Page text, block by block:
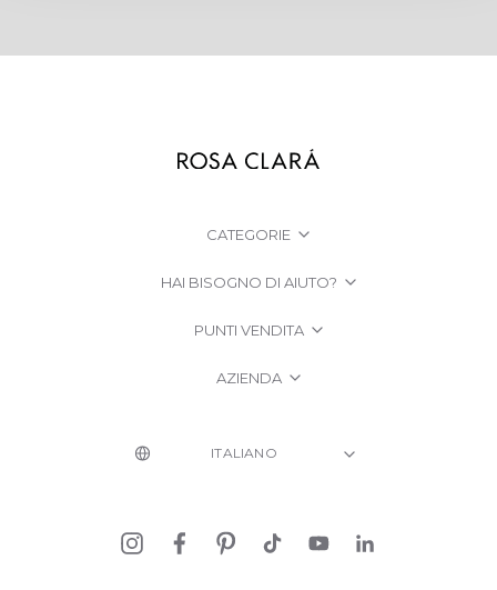
CATEGORIE
HAI BISOGNO DI AIUTO?
PUNTI VENDITA
AZIENDA